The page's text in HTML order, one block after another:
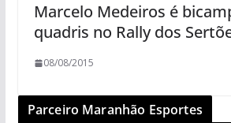
Marcelo Medeiros é
quadris no Rally dos
08/08/2015
Parceiro Maranhão Esportes